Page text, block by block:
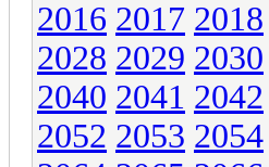
2016 2017 2018
2028 2029 2030
2040 2041 2042
2052 2053 2054